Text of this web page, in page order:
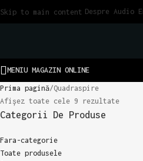
Skip to main content Despre Audio
MENIU MAGAZIN ONLINE
Prima pagină Quadraspire
Afișez toate cele 9 rezultate
Categorii De Produse
Fara-categorie
Toate produsele